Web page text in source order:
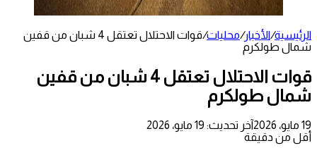
الرئيسية/الأخبار/محليات/
قوات الاحتلال تعتقل 4 شبان من قفين
شمال طولكرم
قوات الاحتلال تعتقل 4 شبان من قفين
شمال طولكرم
19 مايو، 2026
آخر تحديث: 19 مايو، 2026
أقل من دقيقة